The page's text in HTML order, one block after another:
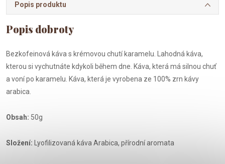
Popis produktu
Bezkofeinová káva s krémovou chutí karamelu. Lahodná káva,
kterou si vychutnáte kdykoli během dne. Káva, která má silnou chuť
a voní po karamelu. Káva, která je vyrobena ze 100% zrn kávy
arabica.
Obsah: 50g
Složení: Lyofilizovaná káva Arabica, přírodní aromata